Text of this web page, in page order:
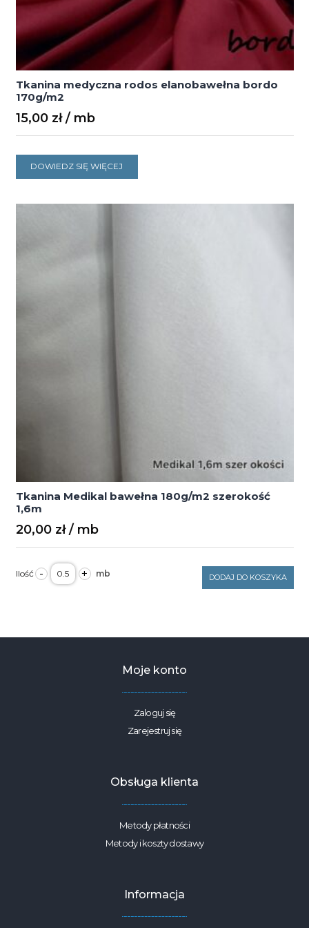
Tkanina medyczna rodos elanobawełna bordo
170g/m2
15,00 zł
DOWIEDZ SIĘ WIĘCEJ
Tkanina Medikal bawełna 180g/m2 szerokość
1,6m
20,00 zł
- ilość
Tkanina
Medikal
+ DODAJ DO KOSZYKA
Moje konto
Zaloguj się
Zarejestruj się
Obsługa klienta
Metody płatności
Metody i koszty dostawy
Informacja